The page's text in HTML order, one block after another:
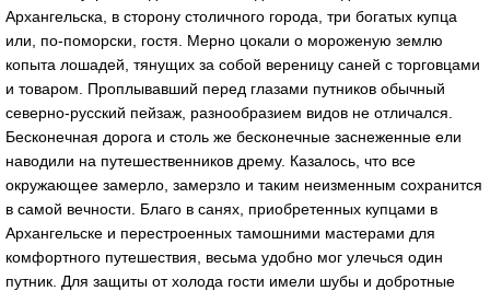
Архангельска, в сторону столичного города, три богатых купца
или, по-поморски, гостя. Мерно цокали о мороженую землю
копыта лошадей, тянущих за собой вереницу саней с торговцами
и товаром. Проплывавший перед глазами путников обычный
северно-русский пейзаж, разнообразием видов не отличался.
Бесконечная дорога и столь же бесконечные заснеженные ели
наводили на путешественников дрему. Казалось, что все
окружающее замерло, замерзло и таким неизменным сохранится
в самой вечности. Благо в санях, приобретенных купцами в
Архангельске и перестроенных тамошними мастерами для
комфортного путешествия, весьма удобно мог улечься один
путник. Для защиты от холода гости имели шубы и добротные